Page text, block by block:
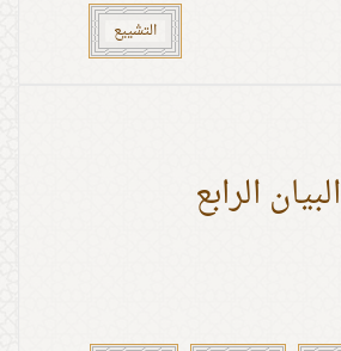
التشييع
البيان الرابع